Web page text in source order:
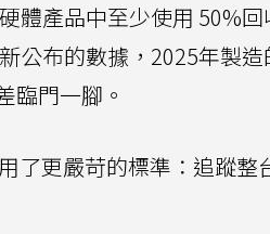
體產品中至少使用 50%
公布的數據，2025年製造
臨門一腳。
了更嚴苛的標準：追蹤整